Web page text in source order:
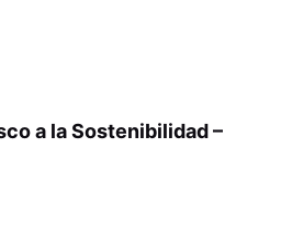
a la Sostenibilidad –